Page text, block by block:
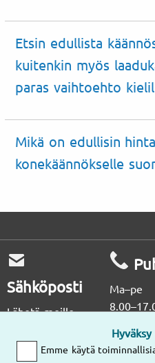
Etsin edullista
kuitenkin myös
paras vaihtoehto
Mikä on edullisin
konekäännökselle
Emme käytä
Sähköposti
Lähetä meille
vastaamme
Ma–pe
(09)